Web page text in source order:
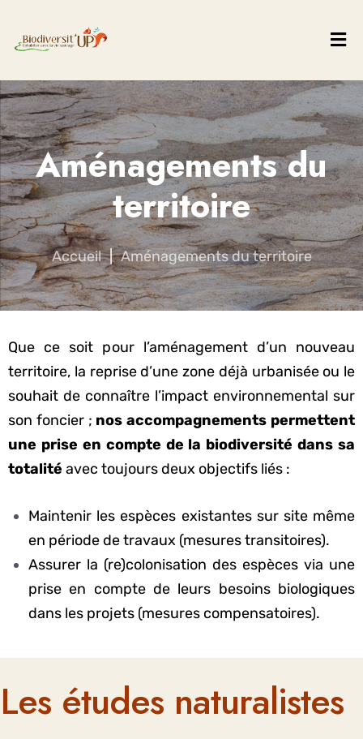
Aménagements du
territoire
Accueil | Aménagements du territoire
Que ce soit pour l’aménagement d’un nouveau
territoire, la reprise d’une zone déjà urbanisée ou le
souhait de connaître l’impact environnemental sur
son foncier ; nos accompagnements permettent
une prise en compte de la biodiversité dans sa
totalité avec toujours deux objectifs liés :
Maintenir les espèces existantes sur site même
en période de travaux (mesures transitoires).
Assurer la (re)colonisation des espèces via une
prise en compte de leurs besoins biologiques
dans les projets (mesures compensatoires).
Les études naturalistes